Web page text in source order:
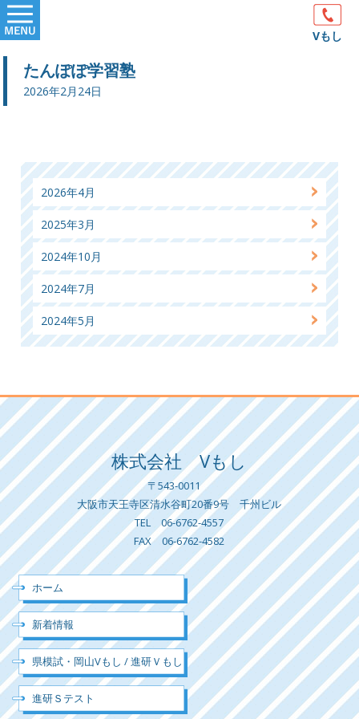
Skip
to
content
Vもし
Primary
Menu
たんぽぽ学習塾
2026年2月24日
2026年4月
2025年3月
2024年10月
2024年7月
2024年5月
株式会社 Vもし
〒543-0011
大阪市天王寺区清水谷町20番9号 千州ビル
TEL 06-6762-4557
FAX 06-6762-4582
ホーム
新着情報
県模試・岡山Vもし / 進研Ｖもし
進研Ｓテスト